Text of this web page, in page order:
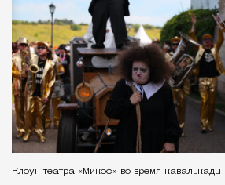
Клоун театра «Микос» во время кавалькады